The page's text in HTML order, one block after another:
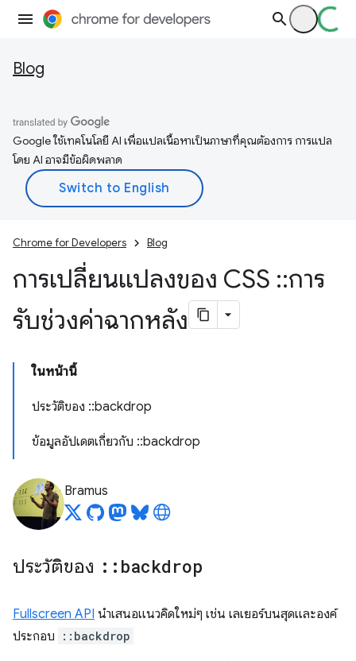
Blog
Google ใช้เทคโนโลยี AI เพื่อแปลเนื้อหาเป็นภาษาที่คุณต้องการ การแปล
โดย AI อาจมีข้อผิดพลาด
Chrome for Developers Blog
การเปลี่ยนแปลงของ CSS ::การ
รับช่วงค่าฉากหลัง
ในหน้านี้
ประวัติของ ::backdrop
ข้อมูลอัปเดตเกี่ยวกับ ::backdrop
Bramus
ประวัติของ :: backdrop
Fullscreen API นำเสนอแนวคิดใหม่ๆ เช่น เลเยอร์บนสุดและองค์
ประกอบ
::backdrop